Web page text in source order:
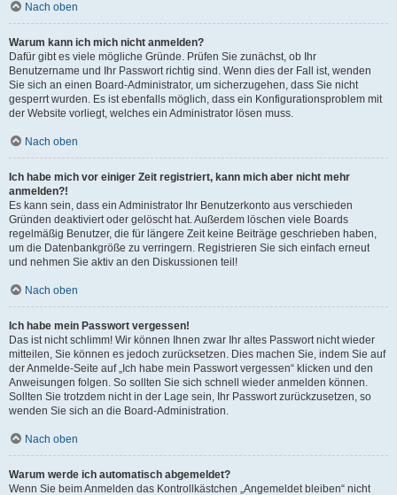
Nach oben
Warum kann ich mich nicht anmelden?
Dafür gibt es viele mögliche Gründe. Prüfen Sie zunächst, ob Ihr
Benutzername und Ihr Passwort richtig sind. Wenn dies der Fall ist, wenden
Sie sich an einen Board-Administrator, um sicherzugehen, dass Sie nicht
gesperrt wurden. Es ist ebenfalls möglich, dass ein Konfigurationsproblem mit
der Website vorliegt, welches ein Administrator lösen muss.
Nach oben
Ich habe mich vor einiger Zeit registriert, kann mich aber nicht mehr
anmelden?!
Es kann sein, dass ein Administrator Ihr Benutzerkonto aus verschieden
Gründen deaktiviert oder gelöscht hat. Außerdem löschen viele Boards
regelmäßig Benutzer, die für längere Zeit keine Beiträge geschrieben haben,
um die Datenbankgröße zu verringern. Registrieren Sie sich einfach erneut
und nehmen Sie aktiv an den Diskussionen teil!
Nach oben
Ich habe mein Passwort vergessen!
Das ist nicht schlimm! Wir können Ihnen zwar Ihr altes Passwort nicht wieder
mitteilen, Sie können es jedoch zurücksetzen. Dies machen Sie, indem Sie auf
der Anmelde-Seite auf „Ich habe mein Passwort vergessen“ klicken und den
Anweisungen folgen. So sollten Sie sich schnell wieder anmelden können.
Sollten Sie trotzdem nicht in der Lage sein, Ihr Passwort zurückzusetzen, so
wenden Sie sich an die Board-Administration.
Nach oben
Warum werde ich automatisch abgemeldet?
Wenn Sie beim Anmelden das Kontrollkästchen „Angemeldet bleiben“ nicht